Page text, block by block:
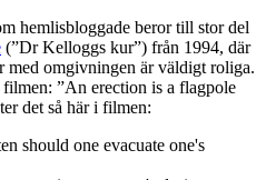
hemlisbloggade beror till stor del
(”Dr Kelloggs kur”) från 1994, där
med omgivningen är väldigt roliga.
”An erection is a flagpole
det så här i filmen:
should one evacuate one's